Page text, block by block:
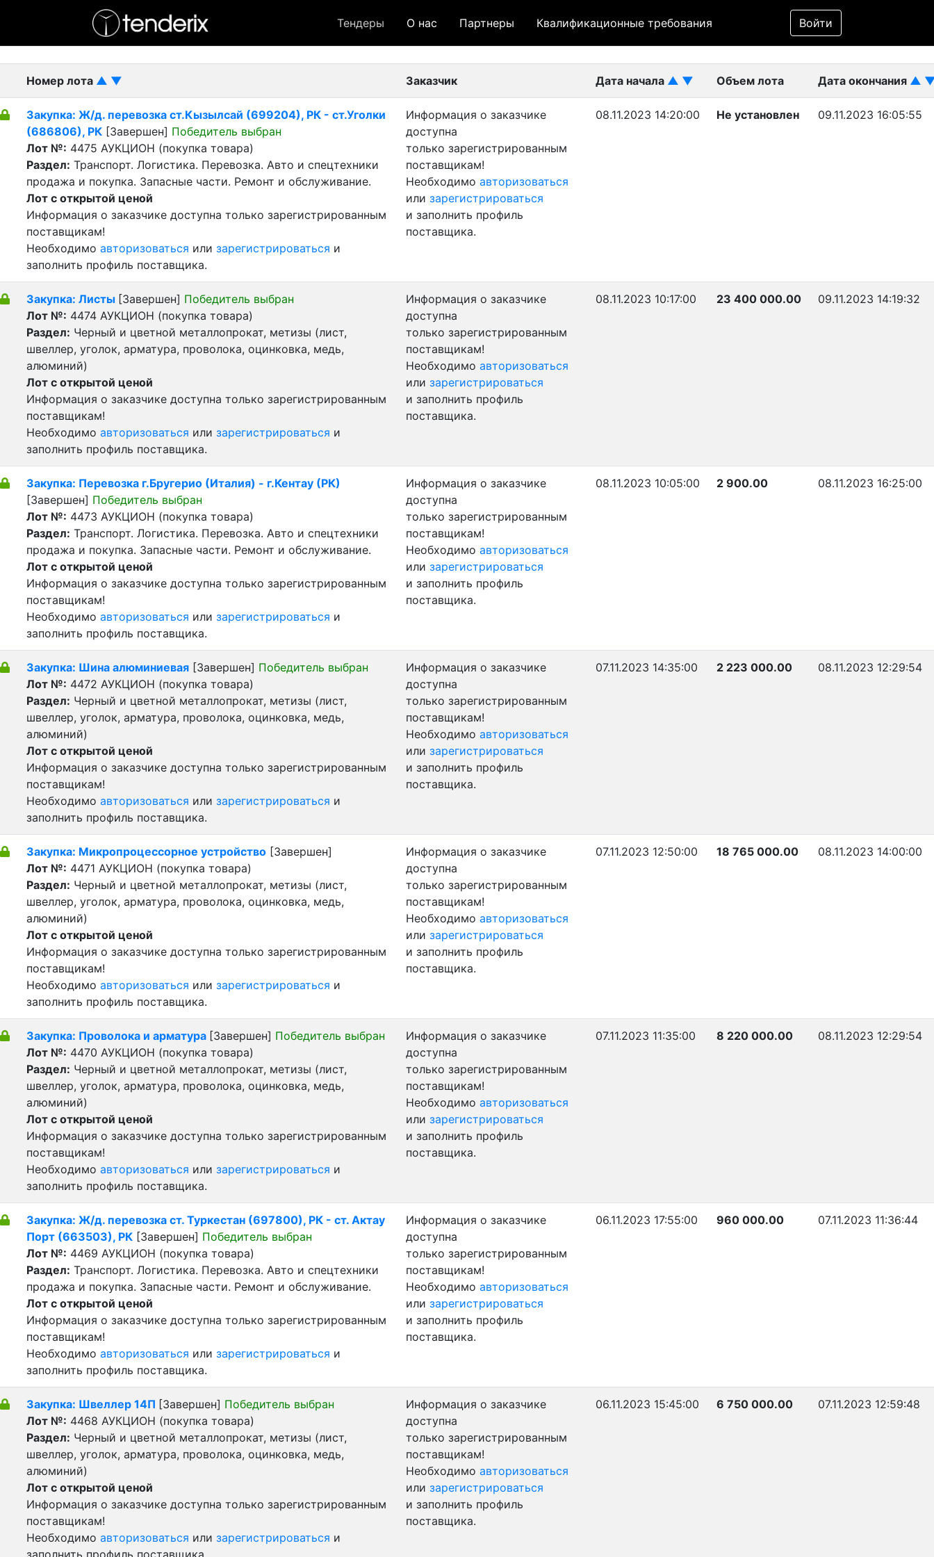
Тендеры О нас Партнеры Квалификационные требования Войти
Фильтр
- Завершенный лот
Номер лота ▲ ▼ Заказчик Дата начала ▲ ▼ Объем лота Дата окончания ▲
Закупка: Ж/д. перевозка ст.Кызылсай (699204), РК - ст.Уголки
(686806), РК [Завершен] Победитель выбран
Лот №: 4475 АУКЦИОН (покупка товара)
Раздел: Транспорт. Логистика. Перевозка. Авто и спецтехники
продажа и покупка. Запасные части. Ремонт и обслуживание.
Лот с открытой ценой
Информация о заказчике доступна только зарегистрированным
поставщикам!
Необходимо авторизоваться или зарегистрироваться и
заполнить профиль поставщика.
Информация о заказчике
доступна
только зарегистрированным
поставщикам!
Необходимо авторизоваться
или зарегистрироваться
и заполнить профиль
поставщика.
08.11.2023 14:20:00 Не установлен 09.11.2023 16:05:55
Закупка: Листы [Завершен] Победитель выбран
Лот №: 4474 АУКЦИОН (покупка товара)
Раздел: Черный и цветной металлопрокат, метизы (лист,
швеллер, уголок, арматура, проволока, оцинковка, медь,
алюминий)
Лот с открытой ценой
Информация о заказчике доступна только зарегистрированным
поставщикам!
Необходимо авторизоваться или зарегистрироваться и
заполнить профиль поставщика.
Информация о заказчике
доступна
только зарегистрированным
поставщикам!
Необходимо авторизоваться
или зарегистрироваться
и заполнить профиль
поставщика.
08.11.2023 10:17:00 23 400 000.00 09.11.2023 14:19:32
Закупка: Перевозка г.Бругерио (Италия) - г.Кентау (РК)
[Завершен] Победитель выбран
Лот №: 4473 АУКЦИОН (покупка товара)
Раздел: Транспорт. Логистика. Перевозка. Авто и спецтехники
продажа и покупка. Запасные части. Ремонт и обслуживание.
Лот с открытой ценой
Информация о заказчике доступна только зарегистрированным
поставщикам!
Необходимо авторизоваться или зарегистрироваться и
заполнить профиль поставщика.
Информация о заказчике
доступна
только зарегистрированным
поставщикам!
Необходимо авторизоваться
или зарегистрироваться
и заполнить профиль
поставщика.
08.11.2023 10:05:00 2 900.00 08.11.2023 16:25:00
Закупка: Шина алюминиевая [Завершен] Победитель выбран
Лот №: 4472 АУКЦИОН (покупка товара)
Раздел: Черный и цветной металлопрокат, метизы (лист,
швеллер, уголок, арматура, проволока, оцинковка, медь,
алюминий)
Лот с открытой ценой
Информация о заказчике доступна только зарегистрированным
поставщикам!
Необходимо авторизоваться или зарегистрироваться и
заполнить профиль поставщика.
Информация о заказчике
доступна
только зарегистрированным
поставщикам!
Необходимо авторизоваться
или зарегистрироваться
и заполнить профиль
поставщика.
07.11.2023 14:35:00 2 223 000.00 08.11.2023 12:29:54
Закупка: Микропроцессорное устройство [Завершен]
Лот №: 4471 АУКЦИОН (покупка товара)
Раздел: Черный и цветной металлопрокат, метизы (лист,
швеллер, уголок, арматура, проволока, оцинковка, медь,
алюминий)
Лот с открытой ценой
Информация о заказчике доступна только зарегистрированным
поставщикам!
Необходимо авторизоваться или зарегистрироваться и
заполнить профиль поставщика.
Информация о заказчике
доступна
только зарегистрированным
поставщикам!
Необходимо авторизоваться
или зарегистрироваться
и заполнить профиль
поставщика.
07.11.2023 12:50:00 18 765 000.00 08.11.2023 14:00:00
Закупка: Проволока и арматура [Завершен] Победитель выбран
Лот №: 4470 АУКЦИОН (покупка товара)
Раздел: Черный и цветной металлопрокат, метизы (лист,
швеллер, уголок, арматура, проволока, оцинковка, медь,
алюминий)
Лот с открытой ценой
Информация о заказчике доступна только зарегистрированным
поставщикам!
Необходимо авторизоваться или зарегистрироваться и
заполнить профиль поставщика.
Информация о заказчике
доступна
только зарегистрированным
поставщикам!
Необходимо авторизоваться
или зарегистрироваться
и заполнить профиль
поставщика.
07.11.2023 11:35:00 8 220 000.00 08.11.2023 12:29:54
Закупка: Ж/д. перевозка ст. Туркестан (697800), РК - ст. Актау
Порт (663503), РК [Завершен] Победитель выбран
Лот №: 4469 АУКЦИОН (покупка товара)
Раздел: Транспорт. Логистика. Перевозка. Авто и спецтехники
продажа и покупка. Запасные части. Ремонт и обслуживание.
Лот с открытой ценой
Информация о заказчике доступна только зарегистрированным
поставщикам!
Необходимо авторизоваться или зарегистрироваться и
заполнить профиль поставщика.
Информация о заказчике
доступна
только зарегистрированным
поставщикам!
Необходимо авторизоваться
или зарегистрироваться
и заполнить профиль
поставщика.
06.11.2023 17:55:00 960 000.00 07.11.2023 11:36:44
Закупка: Швеллер 14П [Завершен] Победитель выбран
Лот №: 4468 АУКЦИОН (покупка товара)
Раздел: Черный и цветной металлопрокат, метизы (лист,
швеллер, уголок, арматура, проволока, оцинковка, медь,
алюминий)
Лот с открытой ценой
Информация о заказчике доступна только зарегистрированным
поставщикам!
Необходимо авторизоваться или зарегистрироваться и
заполнить профиль поставщика.
Информация о заказчике
доступна
только зарегистрированным
поставщикам!
Необходимо авторизоваться
или зарегистрироваться
и заполнить профиль
поставщика.
06.11.2023 15:45:00 6 750 000.00 07.11.2023 12:59:48